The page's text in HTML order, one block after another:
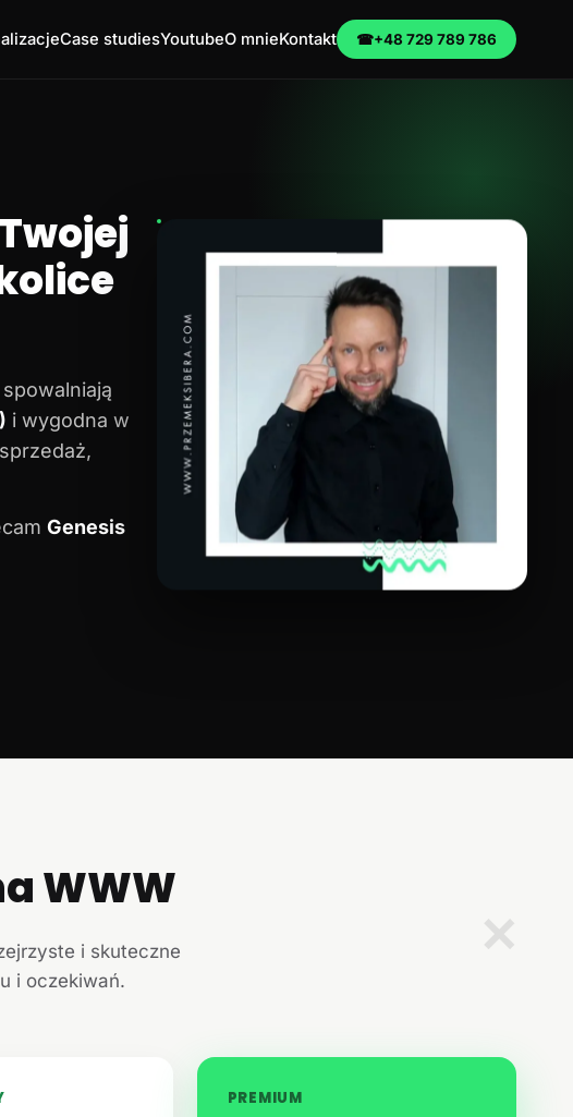
Case studiesYoutubeO mnieKontakt ☎+48 729 789 786
i wygodna w
Genesis
✕
WWW
i skuteczne
i oczekiwań.
PREMIUM